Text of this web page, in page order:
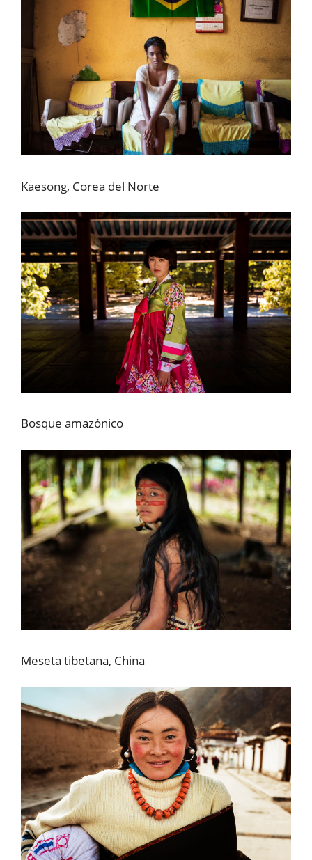
Kaesong, Corea del Norte
Bosque amazónico
Meseta tibetana, China